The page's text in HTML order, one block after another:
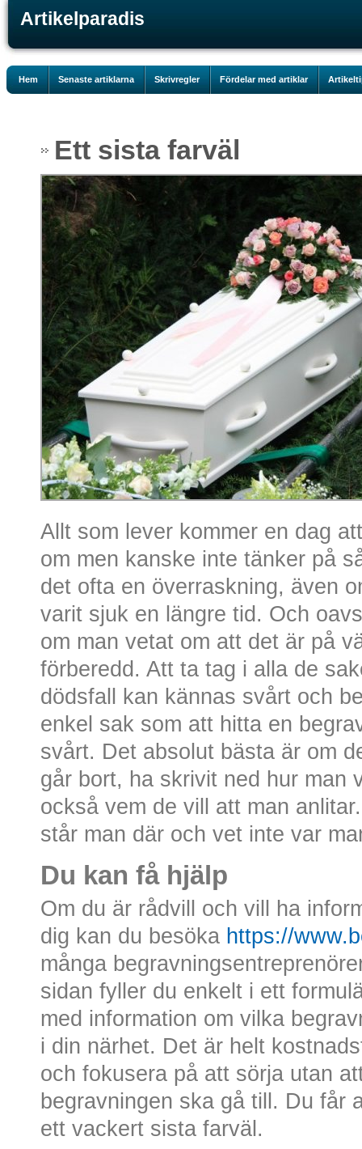
Artikelparadis
Hem Senaste artiklarna Skrivregler Fördelar med artiklar
Ett sista farväl
Allt som lever kommer en dag
om men kanske inte tänker på
det ofta en överraskning, även
varit sjuk en längre tid. Och
om man vetat om att det är på
förberedd. Att ta tag i alla de
dödsfall kan kännas svårt och
enkel sak som att hitta en
svårt. Det absolut bästa är om
går bort, ha skrivit ned hur man
också vem de vill att man
står man där och vet inte var
Du kan få hjälp
Om du är rådvill och vill ha
dig kan du besöka https://
många
sidan fyller du enkelt i ett
med information om vilka
i din närhet. Det är helt
och fokusera på att sörja utan
begravningen ska gå till. Du får
ett vackert sista farväl.